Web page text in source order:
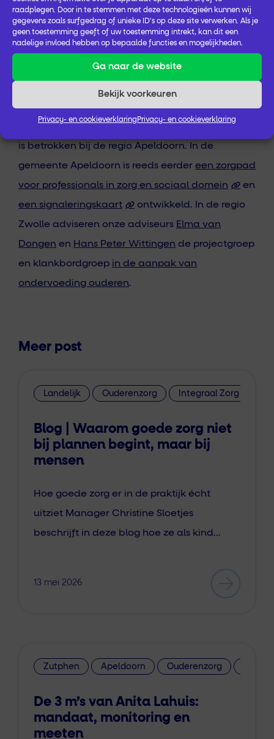
raadplegen. Door in te stemmen met deze technologieën kunnen wij
gegevens zoals surfgedrag of unieke ID's op deze site verwerken. Als je
geen toestemming geeft of uw toestemming intrekt, kan dit een
nadelige invloed hebben op bepaalde functies en mogelijkheden.
Ga naar de website
Bekijk voorkeuren
Privacy- en cookieverklaring Privacy- en cookieverklaring
Bron:Landelijk ROS-netwerk.
Wat doet Proscoop
ondervoeding van kwetsbare ouderen in de regio
Apeldoorn en regio Zwolle. AdviseurAnita Lahuis
is betrokken bij de regio Apeldoorn. In de
gemeente Apeldoorn is reeds eerder een zorgpad
voor professionals in zorg en sociaal domein
en
een signaleringskaart
ontwikkeld. In de regio
Zwolle adviseren onze adviseurs Elma van
Dongen en Hans Peter Wittingen de projectgroep
en klankbordgroep in de aanpak van
ondervoeding ouderen.
Meer post
Landelijk Ouderenzorg Integraal Zorg
Blog | Waarom goede zorg niet
bij plannen begint, maar bij
mensen
Hoe goede zorg er in de praktijk écht
uitziet Manager Christine Sloetjes
beschrijft in deze blog hoe ze als kind…
13 mei 2026
Zutphen Apeldoorn Ouderenzorg
De 3 m’s van Anita Lahuis:
mandaat, monitoring en
meeten